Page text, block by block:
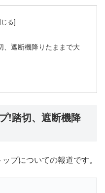
、遮断機降りたままで大
!踏切、遮断機降
プについての報道です。